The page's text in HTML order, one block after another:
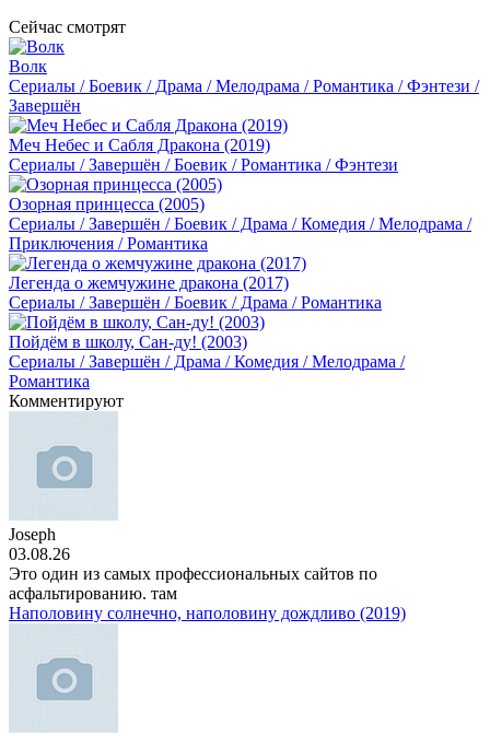
Сейчас смотрят
Волк
Сериалы / Боевик / Драма / Мелодрама / Романтика / Фэнтези /
Завершён
Меч Небес и Сабля Дракона (2019)
Сериалы / Завершён / Боевик / Романтика / Фэнтези
Озорная принцесса (2005)
Сериалы / Завершён / Боевик / Драма / Комедия / Мелодрама /
Приключения / Романтика
Легенда о жемчужине дракона (2017)
Сериалы / Завершён / Боевик / Драма / Романтика
Пойдём в школу, Сан-ду! (2003)
Сериалы / Завершён / Драма / Комедия / Мелодрама /
Романтика
Комментируют
Joseph
03.08.26
Это один из самых профессиональных сайтов по
асфальтированию. там
Наполовину солнечно, наполовину дождливо (2019)